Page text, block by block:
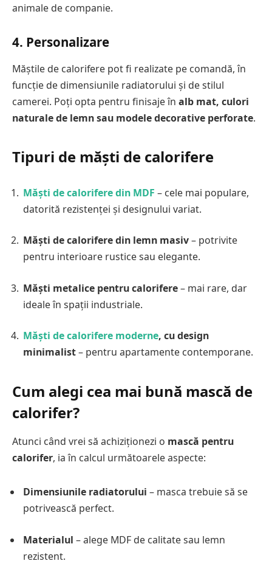
animale de companie.
4. Personalizare
Măștile de calorifere pot fi realizate pe comandă, în
funcție de dimensiunile radiatorului și de stilul
camerei. Poți opta pentru finisaje în alb mat, culori
naturale de lemn sau modele decorative perforate.
Tipuri de măști de calorifere
Măști de calorifere din MDF – cele mai populare,
datorită rezistenței și designului variat.
Măști de calorifere din lemn masiv– potrivite
pentru interioare rustice sau elegante.
Măști metalice pentru calorifere– mai rare, dar
ideale în spații industriale.
Măști de calorifere moderne, cu design
minimalist– pentru apartamente contemporane.
Cum alegi cea mai bună mască de
calorifer?
Atunci când vrei să achiziționezi o mască pentru
calorifer, ia în calcul următoarele aspecte:
Dimensiunile radiatorului – masca trebuie să se
potrivească perfect.
Materialul – alege MDF de calitate sau lemn
rezistent.